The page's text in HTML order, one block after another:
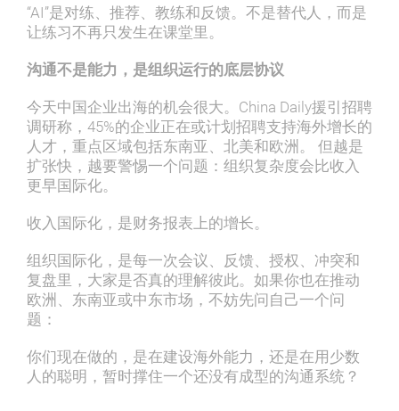
“AI”是对练、推荐、教练和反馈。不是替代人，而是
让练习不再只发生在课堂里。
沟通不是能力，是组织运行的底层协议
今天中国企业出海的机会很大。China Daily援引招聘
调研称，45%的企业正在或计划招聘支持海外增长的
人才，重点区域包括东南亚、北美和欧洲。 但越是
扩张快，越要警惕一个问题：组织复杂度会比收入
更早国际化。
收入国际化，是财务报表上的增长。
组织国际化，是每一次会议、反馈、授权、冲突和
复盘里，大家是否真的理解彼此。如果你也在推动
欧洲、东南亚或中东市场，不妨先问自己一个问
题：
你们现在做的，是在建设海外能力，还是在用少数
人的聪明，暂时撑住一个还没有成型的沟通系统？